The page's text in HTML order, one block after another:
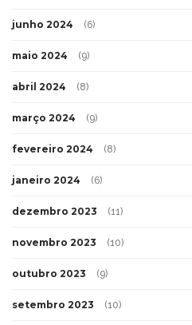
junho 2024 (6)
maio 2024 (9)
abril 2024 (8)
março 2024 (9)
fevereiro 2024 (8)
janeiro 2024 (6)
dezembro 2023 (11)
novembro 2023 (10)
outubro 2023 (9)
setembro 2023 (10)